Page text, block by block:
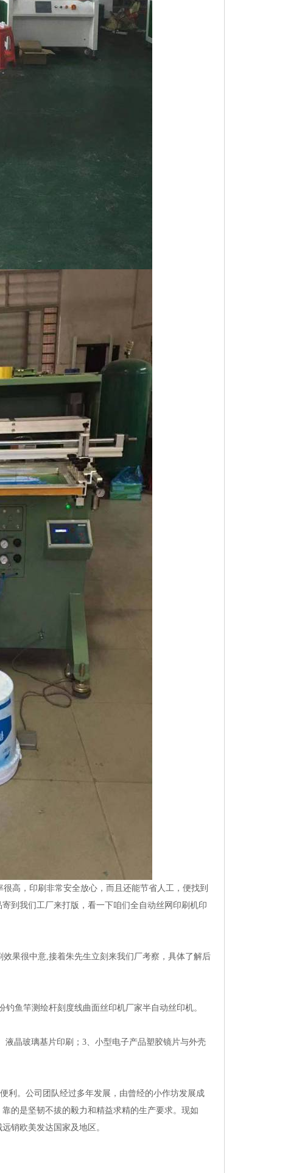
高，印刷非常安全放心，而且还能节省人工，便找到
到我们工厂来打版，看一下咱们全自动丝网印刷机印
果很中意,接着朱先生立刻来我们厂考察，具体了解后
鱼竿测绘杆刻度线曲面丝印机厂家半自动丝印机。
晶玻璃基片印刷；3、小型电子产品塑胶镜片与外壳
。公司团队经过多年发展，由曾经的小作坊发展成
的是坚韧不拔的毅力和精益求精的生产要求。现如
销欧美发达国家及地区。